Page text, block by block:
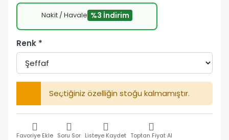
Nakit / Havale %3 İndirim
Renk
Seçtiğiniz özelliğin stoğu kalmamıştır.
Favoriye Ekle Soru Sor Listeye Kaydet Toptan Fiyat Al